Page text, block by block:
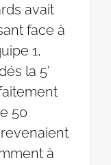
avait
face à
1,
la 5'
50
à